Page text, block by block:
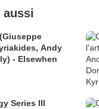
aussi
Andy
- Elsewhen
Series III